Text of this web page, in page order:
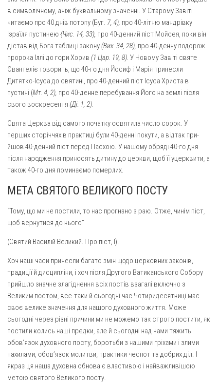
в символічному, аніж буквальному значенні. У Старому Завіті
читаємо про 40 днів потопу (Буг. 7, 4), про 40-літню мандрівку
Ізраїля пус­тинею {Чис. 14, 33), про 40-денний піст Мойсея, поки він
дістав від Бога таблиці закону(Вих. 34, 28), про 40-денну подорож
пророка Іллі до гори Хорив (1 Цар. 19, 8). У Новому Завіті святе
Євангеліє гово­рить, що 40-го дня Йосиф і Марія принесли
Дитятко-Ісуса до святині, про 40-денний піст Ісуса Христа в
пустині (Мт. 4, 2), про 40-денне перебування Його на землі після
свого воскресення (Ді. 1, 2).
Свята Церква від самого початку освятила число сорок. У
перших сторіччях в практиці були 40-денні покути, а відтак при­
йшов 40-денний піст перед Пасхою. У нашому обряді 40-го дня
після народження приносять дитину до церкви, щоб її уцерквити, а
також 40-го дня поминаємо померлих.
МЕТА СВЯТОГО ВЕЛИКОГО ПОСТУ
“Тому, що ми не постили, то нас прогнано з раю. Отже, чинім піст,
щоб вернутися до нього”
(Святий Василій Великий. Про піст, І).
Хоч наші часи принесли багато змін щодо церковних законів,
традиції й дисципліни, і хоч після Другого Ватиканського Собору
прийшло значне злагіднення всіх постів взагалі включно з
Великим постом, все-таки й сьогодні час Чотиридесятниці має
своє велике значення для нашого духовного життя. Може
сьогодні через різні причини ми не можемо так строго постити, як
постили колись наші предки, але й сьогодні над нами тяжить
обов’язок духовного посту, боротьби з нашими гріхами і злими
нахилами, обов’язок молитви, практики чеснот та добрих діл. І
якраз ця наша духовна обнова є властивою і найважливішою
метою святого Великого посту.